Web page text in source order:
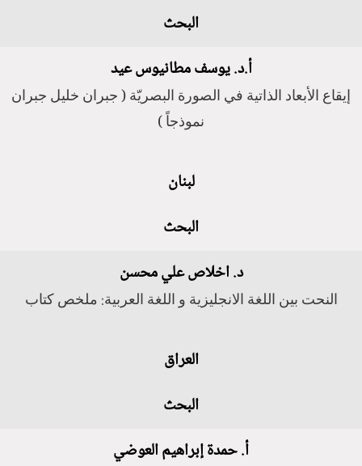
البحث
أ.د. يوسف مطانيوس عيد
إيقاع الأبعاد الذاتية في الصورة البصريّة ( جبران خليل جبران
نموذجاً )
لبنان
البحث
د. اخلاص علي محسن
النحت بين اللغة الانجليزية و اللغة العربية: ملخص كتاب
العراق
البحث
أ. حمدة إبراهيم العوضي